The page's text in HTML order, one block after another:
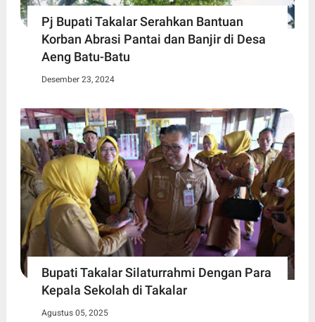
Pj Bupati Takalar Serahkan Bantuan
Korban Abrasi Pantai dan Banjir di Desa
Aeng Batu-Batu
Desember 23, 2024
Bupati Takalar Silaturrahmi Dengan Para
Kepala Sekolah di Takalar
Agustus 05, 2025